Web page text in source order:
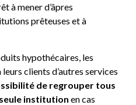
à mener d’âpres
prêteuses et à
hypothécaires, les
clients d’autres services
de regrouper tous
institution en cas